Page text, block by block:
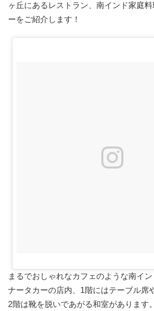
ヶ丘にあるレストラン、南インド家庭
ーをご紹介します！
まるでおしゃれなカフェのような南イ
ナータカーの店内、1階にはテーブル席
2階は靴を脱いであがる和室があります。